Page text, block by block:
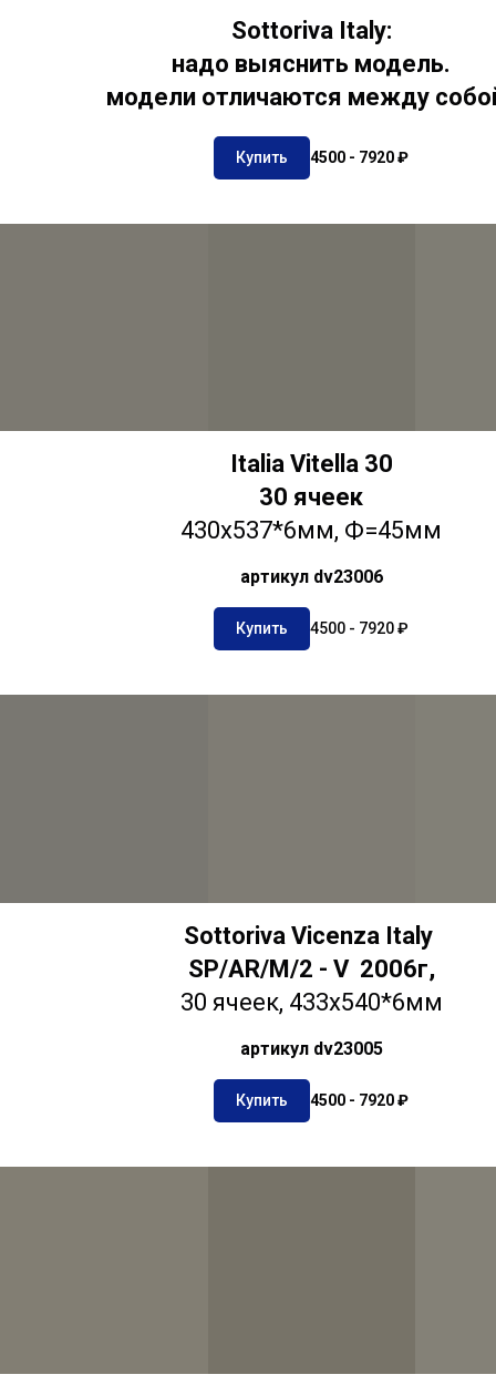
Sottoriva Italy:
надо выяснить модель.
модели отличаются между
Купить 4500 - 7920 ₽
Italia Vitella 30
30 ячеек
430х537*6мм, Ф=45мм
артикул dv23006
Купить 4500 - 7920 ₽
SottorivaVicenza Italy
SP/AR/M/2 - V 2006г,
30 ячеек, 433х540*6мм
артикул dv23005
Купить 4500 - 7920 ₽